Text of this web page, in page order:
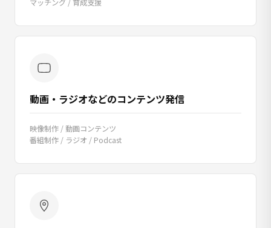
動画・ラジオなどのコンテンツ発信
映像制作 / 動画コンテンツ
番組制作 / ラジオ / Podcast